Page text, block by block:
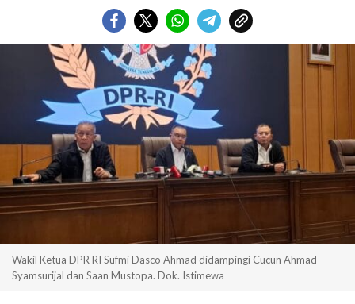
Wakil Ketua DPR RI Sufmi Dasco Ahmad didampingi Cucun Ahmad
Syamsurijal dan Saan Mustopa. Dok. Istimewa